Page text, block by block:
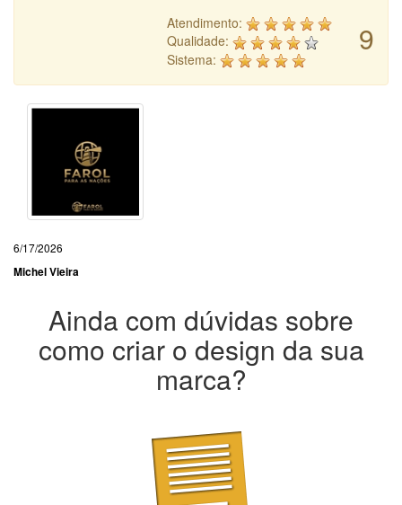
9
Atendimento:
Qualidade:
Sistema:
6/17/2026
Michel Vieira
Ainda com dúvidas sobre
como criar o design da sua
marca?